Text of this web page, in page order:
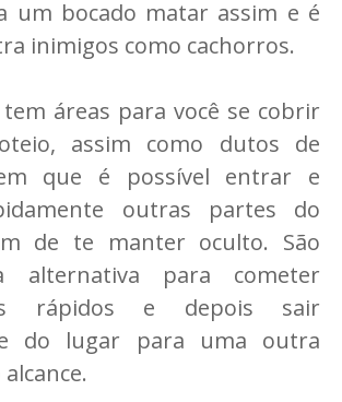
um bocado matar assim e é
inimigos como cachorros.
áreas para você se cobrir
assim como dutos de
que é possível entrar e
outras partes do
de te manter oculto. São
alternativa para cometer
rápidos e depois sair
do lugar para uma outra